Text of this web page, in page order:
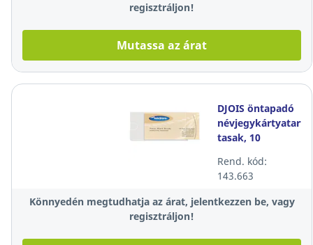
regisztráljon!
Mutassa az árat
DJOIS öntapadó
névjegykártyatartó
tasak, 10
Rend. kód:
143.663
Könnyedén megtudhatja az árat, jelentkezzen be, vagy
regisztráljon!